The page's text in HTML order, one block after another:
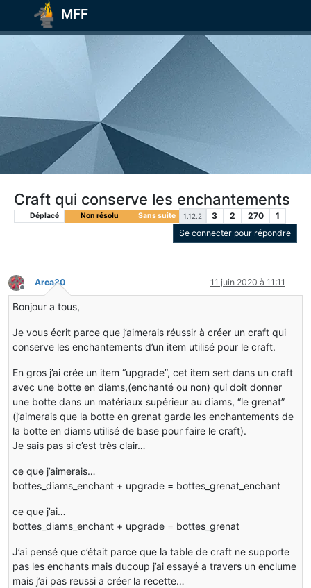
MFF
Craft qui conserve les enchantements
Déplacé Non résolu Sans suite 1.12.2 3 2 270
1
Se connecter pour répondre
Hors-ligne
Arca30 11 juin 2020 à 11:11
Bonjour a tous,
Je vous écrit parce que j’aimerais réussir à créer un craft qui
conserve les enchantements d’un item utilisé pour le craft.
En gros j’ai crée un item “upgrade”, cet item sert dans un craft
avec une botte en diams,(enchanté ou non) qui doit donner
une botte dans un matériaux supérieur au diams, “le grenat”
(j’aimerais que la botte en grenat garde les enchantements de
la botte en diams utilisé de base pour faire le craft).
Je sais pas si c’est très clair…
ce que j’aimerais…
bottes_diams_enchant + upgrade = bottes_grenat_enchant
ce que j’ai…
bottes_diams_enchant + upgrade = bottes_grenat
J’ai pensé que c’était parce que la table de craft ne supporte
pas les enchants mais ducoup j’ai essayé a travers un enclume
mais j’ai pas reussi a créer la recette…